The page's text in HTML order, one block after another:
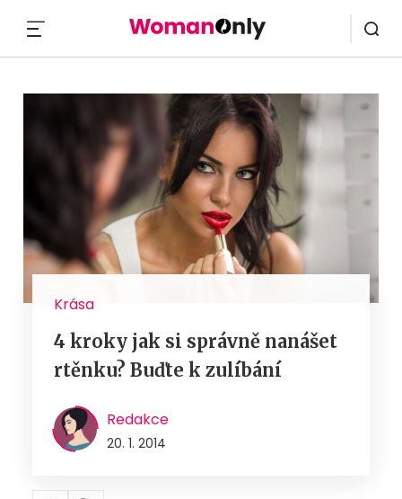
Krása
4 kroky jak si správně nanášet
rtěnku? Buďte k zulíbání
Redakce
20. 1. 2014